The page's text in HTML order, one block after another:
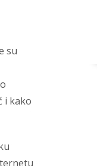
su
i kako